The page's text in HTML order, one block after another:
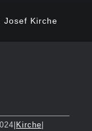
Josef Kirche
Kirche